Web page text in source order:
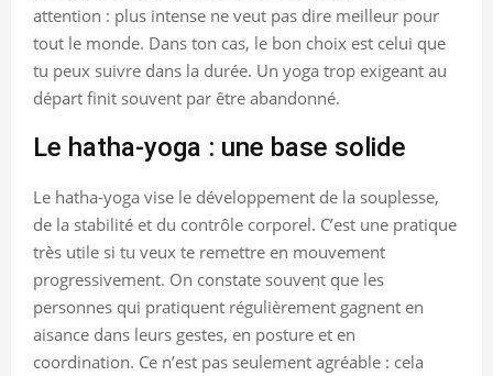
attention : plus intense ne veut pas dire meilleur pour
tout le monde. Dans ton cas, le bon choix est celui que
tu peux suivre dans la durée. Un yoga trop exigeant au
départ finit souvent par être abandonné.
Le hatha-yoga : une base solide
Le hatha-yoga vise le développement de la souplesse,
de la stabilité et du contrôle corporel. C’est une pratique
très utile si tu veux te remettre en mouvement
progressivement. On constate souvent que les
personnes qui pratiquent régulièrement gagnent en
aisance dans leurs gestes, en posture et en
coordination. Ce n’est pas seulement agréable : cela